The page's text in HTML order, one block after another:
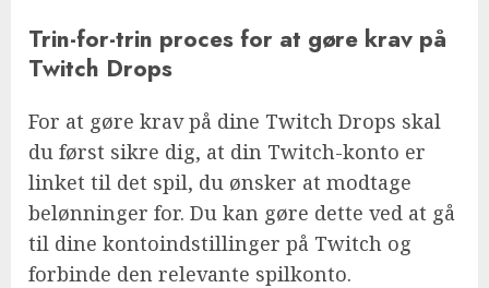
Trin-for-trin proces for at gøre krav på
Twitch Drops
For at gøre krav på dine Twitch Drops skal
du først sikre dig, at din Twitch-konto er
linket til det spil, du ønsker at modtage
belønninger for. Du kan gøre dette ved at gå
til dine kontoindstillinger på Twitch og
forbinde den relevante spilkonto.